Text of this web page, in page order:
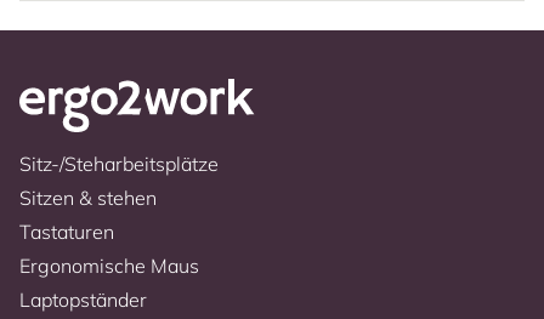
Sitz-/Steharbeitsplätze
Sitzen & stehen
Tastaturen
Ergonomische Maus
Laptopständer